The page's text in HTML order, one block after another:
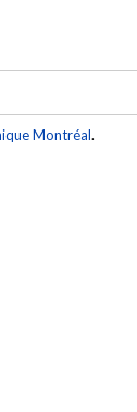
Montréal.